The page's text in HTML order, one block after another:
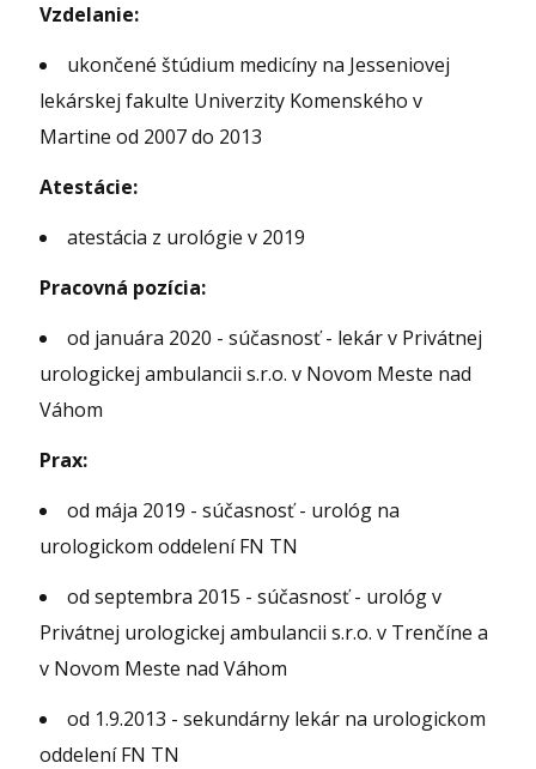
Vzdelanie:
ukončené štúdium medicíny na Jesseniovej
lekárskej fakulte Univerzity Komenského v
Martine od 2007 do 2013
Atestácie:
atestácia z urológie v 2019
Pracovná pozícia:
od januára 2020 - súčasnosť - lekár v Privátnej
urologickej ambulancii s.r.o. v Novom Meste nad
Váhom
Prax:
od mája 2019 - súčasnosť - urológ na
urologickom oddelení FN TN
od septembra 2015 - súčasnosť - urológ v
Privátnej urologickej ambulancii s.r.o. v Trenčíne a
v Novom Meste nad Váhom
od 1.9.2013 - sekundárny lekár na urologickom
oddelení FN TN